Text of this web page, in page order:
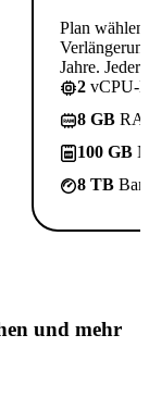
Plan wählen
Jahre.
2 vCPU-
8 GB
100 GB
8 TB
und mehr